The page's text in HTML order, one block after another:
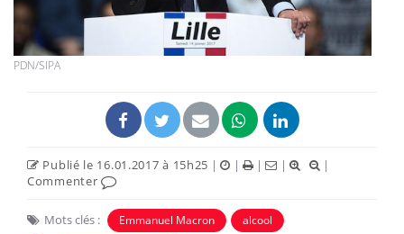
PDN/SIPA
Publié le 16.01.2017 à 15h25 | | | |
|
Commenter
Mots clés : Emmanuel Macron
alcool